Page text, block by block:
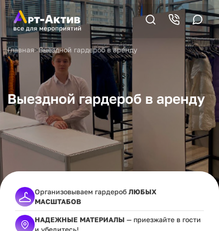
Главная>Выездной гардероб в аренду
Выездной гардероб в аренду
Организовываем гардероб ЛЮБЫХ
МАСШТАБОВ
НАДЕЖНЫЕ МАТЕРИАЛЫ — приезжайте в гости
и убедитесь!